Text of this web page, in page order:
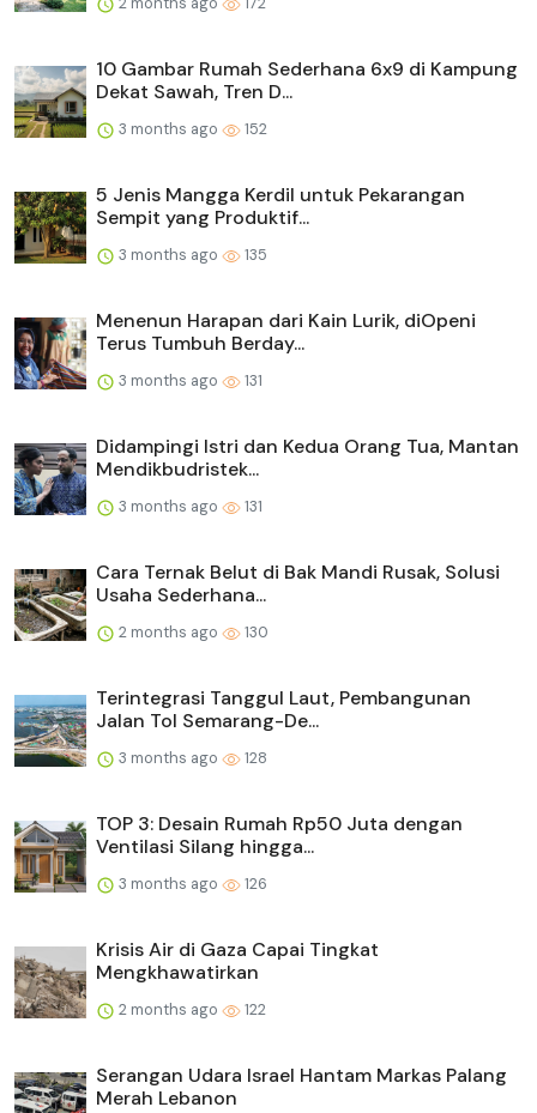
10 Gambar Rumah Sederhana 6x9 di Kampung
Dekat Sawah, Tren D...
3 months ago 152
5 Jenis Mangga Kerdil untuk Pekarangan
Sempit yang Produktif...
3 months ago 135
Menenun Harapan dari Kain Lurik, diOpeni
Terus Tumbuh Berday...
3 months ago 131
Didampingi Istri dan Kedua Orang Tua, Mantan
Mendikbudristek...
3 months ago 131
Cara Ternak Belut di Bak Mandi Rusak, Solusi
Usaha Sederhana...
2 months ago 130
Terintegrasi Tanggul Laut, Pembangunan
Jalan Tol Semarang-De...
3 months ago 128
TOP 3: Desain Rumah Rp50 Juta dengan
Ventilasi Silang hingga...
3 months ago 126
Krisis Air di Gaza Capai Tingkat
Mengkhawatirkan
2 months ago 122
Serangan Udara Israel Hantam Markas Palang
Merah Lebanon